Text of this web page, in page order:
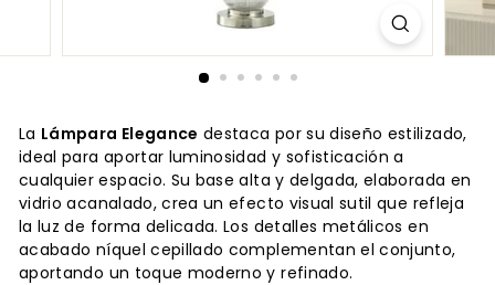
La Lámpara Elegance destaca por su diseño estilizado,
ideal para aportar luminosidad y sofisticación a
cualquier espacio. Su base alta y delgada, elaborada en
vidrio acanalado, crea un efecto visual sutil que refleja
la luz de forma delicada. Los detalles metálicos en
acabado níquel cepillado complementan el conjunto,
aportando un toque moderno y refinado.